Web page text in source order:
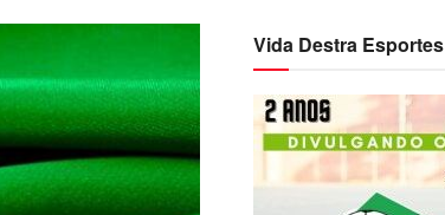
Vida Destra Esportes